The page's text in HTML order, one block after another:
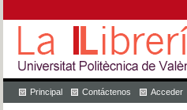
Principal Contáctenos Acceder